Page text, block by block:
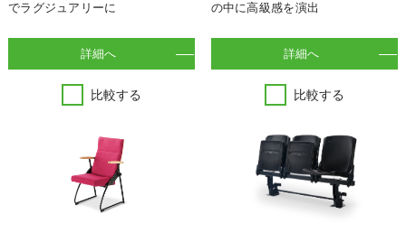
でラグジュアリーに
詳細へ
比較する
の中に高級感を演出
詳細へ
比較する